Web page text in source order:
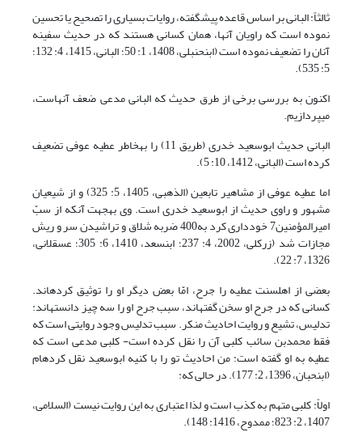
ثالثاً: البانی بر اساس قاعده پیش‏گفته، روایات بسیاری را تصحیح یا تحسین
نموده است که راویان آنها، همان کسانی هستند که در حدیث سفینه
آنان را تضعیف نموده است (ابن‏حنبلی، 1408، 1: 50؛ البانی، 1415، 4: 132؛
5: 535).
اکنون به بررسی برخی از طرق حدیث که البانی مدعی ضعف آنهاست،
می‏پردازیم.
البانی حدیث ابوسعید خدری (طریق 11) را به‏خاطر عطیه عوفی تضعیف
کرده است (البانی، 1412، 10: 5).
اما عطیه عوفی از مشاهیر تابعین (الذهبی، 1405، 5: 325) و از شیعیان
مشهور و راوی حدیث از ابوسعید خدری است. وی به‏جهت آن‏که از سبّ
امیرالمؤمنین7 خودداری کرد به400 ضربه شلاق و تراشیدن سر و ریش
مجازات شد (زرکلی، 2002، 4: 237؛ ابن‏سعد، 1410، 6: 305؛ عسقلانی،
1326، 7: 22).
بعضی از اهل‏سنت عطیه را جرح، امّا بعض دیگر او را توثیق کرده‏اند.
کسانی که در جرح او سخن گفته‏اند، سبب جرح او را سه چیز دانسته‏اند:
تدلیس، تشیع و روایت احادیث منکر. سبب تدلیس وجود روایتی است که
فقط محمدبن سائب کلبی آن را نقل کرده است- کلبی مدعی است که
عطیه به او گفته است: من احادیث تو را با کنیه ابوسعید نقل کرده‏ام
(ابن‏حبان، 1396، 2: 177). در حالی که:
اولاً: کلبی متهم به کذب است و لذا اعتباری به این روایت نیست (السلامی،
1407، 2: 823؛ ممدوح، 1416: 148).